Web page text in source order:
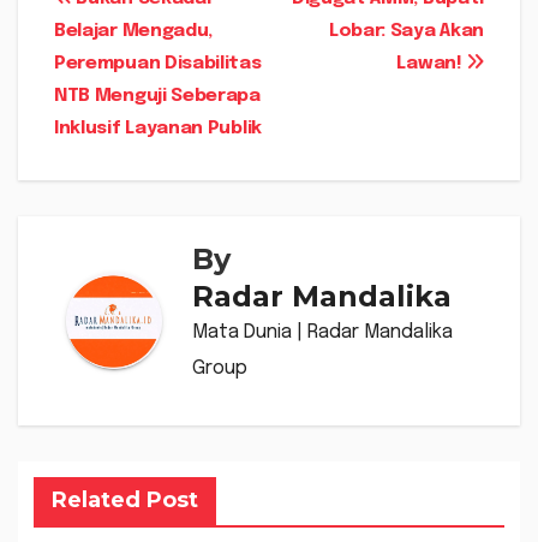
pos
Lobar: Saya Akan
Lawan!
Belajar Mengadu,
Perempuan Disabilitas
NTB Menguji Seberapa
Inklusif Layanan Publik
By
Radar Mandalika
Mata Dunia | Radar Mandalika
Group
Related Post